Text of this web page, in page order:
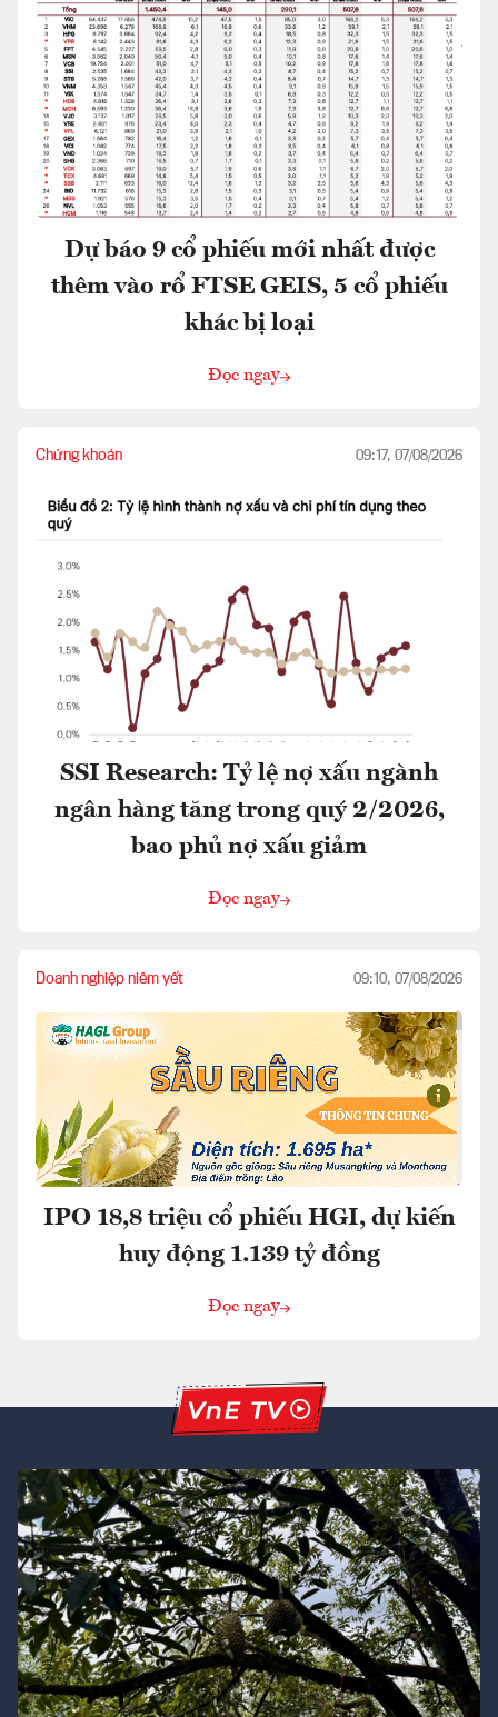
Dự báo 9 cổ phiếu mới nhất được
thêm vào rổ FTSE GEIS, 5 cổ phiếu
khác bị loại
Đọc ngay
Chứng khoán 09:17, 07/08/2026
SSI Research: Tỷ lệ nợ xấu ngành
ngân hàng tăng trong quý 2/2026,
bao phủ nợ xấu giảm
Đọc ngay
Doanh nghiệp niêm yết 09:10, 07/08/2026
IPO 18,8 triệu cổ phiếu HGI, dự kiến
huy động 1.139 tỷ đồng
Đọc ngay